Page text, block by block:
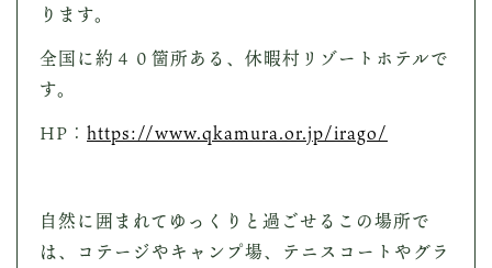
ります。
全国に約４０箇所ある、休暇村リゾートホテルで
す。
HP： https://www.qkamura.or.jp/irago/
自然に囲まれてゆっくりと過ごせるこの場所で
は、コテージやキャンプ場、テニスコートやグラ